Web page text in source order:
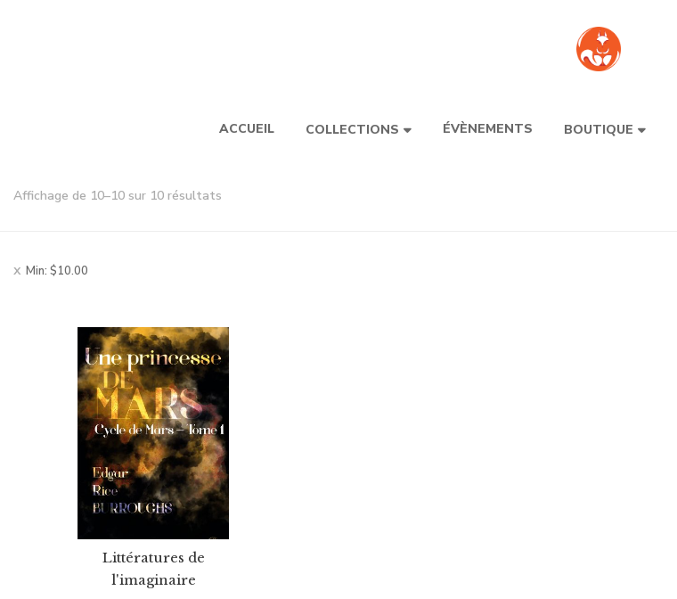
ACCUEIL COLLECTIONS ÉVÈNEMENTS BOUTIQUE
Affichage de 10–10 sur 10 résultats
Min: $10.00
Littératures de
l'imaginaire